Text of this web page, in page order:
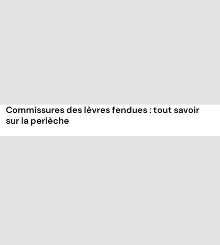
Commissures des lèvres fendues : tout savoir
sur la perlèche